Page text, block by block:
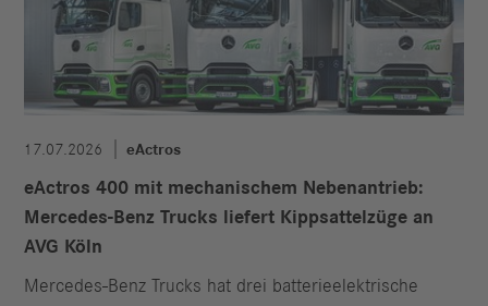
17.07.2026 eActros
eActros 400 mit mechanischem Nebenantrieb:
Mercedes-Benz Trucks liefert Kippsattelzüge an
AVG Köln
Mercedes-Benz Trucks hat drei batterieelektrische